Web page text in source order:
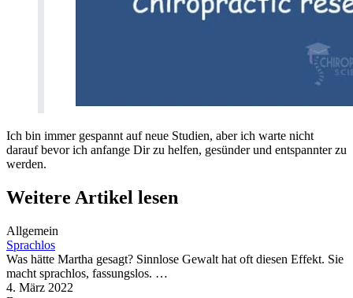
Ich bin immer gespannt auf neue Studien, aber ich warte nicht
darauf bevor ich anfange Dir zu helfen, gesünder und entspannter zu
werden.
Weitere Artikel lesen
Allgemein
Sprachlos
Was hätte Martha gesagt? Sinnlose Gewalt hat oft diesen Effekt. Sie
macht sprachlos, fassungslos. …
4. März 2022